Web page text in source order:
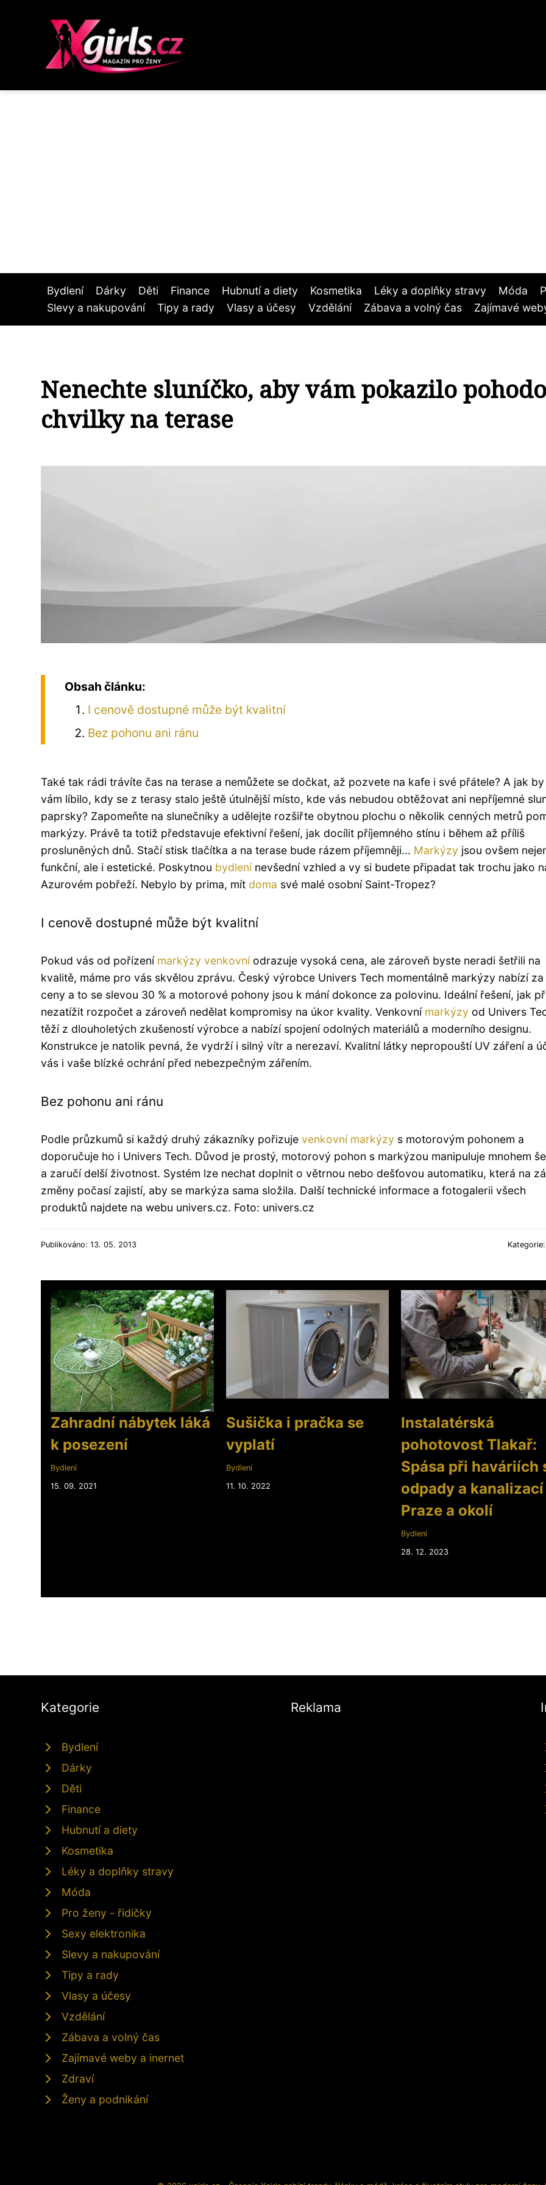
Bydlení Dárky Děti Finance Hubnutí a diety Kosmetika Léky a doplňky stravy Móda
Slevy a nakupování
Tipy a rady Vlasy a účesy Vzdělání Zábava a volný čas Zajímavé
Nenechte sluníčko, aby vám pokazilo
chvilky na terase
Obsah článku:
I cenově dostupné může být kvalitní
Bez pohonu ani ránu
Také tak rádi trávíte čas na terase a nemůžete se dočkat, až pozvete na kafe i své přátele? A jak by
vám líbilo, kdy se z terasy stalo ještě útulnější místo, kde vás nebudou obtěžovat ani nepříjemné
paprsky? Zapomeňte na slunečníky a udělejte rozšiřte obytnou plochu o několik cenných metrů
markýzy. Právě ta totiž představuje efektivní řešení, jak docílit příjemného stínu i během až příliš
prosluněných dnů. Stačí stisk tlačítka a na terase bude rázem příjemněji... Markýzy jsou ovšem
funkční, ale i estetické. Poskytnou bydlenínevšední vzhled a vy si budete připadat tak trochu jako
Azurovém pobřeží. Nebylo by prima, mít doma své malé osobní Saint-Tropez?
I cenově dostupné může být kvalitní
Pokud vás od pořízení markýzy venkovníodrazuje vysoká cena, ale zároveň byste neradi šetřili na
kvalitě, máme pro vás skvělou zprávu. Český výrobce Univers Tech momentálně markýzy nabízí
ceny a to se slevou 30 % a motorové pohony jsou k mání dokonce za polovinu. Ideální řešení, jak
nezatížit rozpočet a zároveň nedělat kompromisy na úkor kvality. Venkovní markýzy od Univers
těží z dlouholetých zkušeností výrobce a nabízí spojení odolných materiálů a moderního designu.
Konstrukce je natolik pevná, že vydrží i silný vítr a nerezaví. Kvalitní látky nepropouští UV záření a
vás i vaše blízké ochrání před nebezpečným zářením.
Bez pohonu ani ránu
Podle průzkumů si každý druhý zákazníky pořizuje venkovní markýzy s motorovým pohonem a
doporučuje ho i Univers Tech. Důvod je prostý, motorový pohon s markýzou manipuluje mnohem
a zaručí delší životnost. Systém lze nechat doplnit o větrnou nebo dešťovou automatiku, která na
změny počasí zajistí, aby se markýza sama složila. Další technické informace a fotogalerii všech
produktů najdete na webu univers.cz. Foto: univers.cz
Publikováno: 13. 05. 2013
Zahradní nábytek láká
k posezení
Bydlení
15. 09. 2021
Sušička i pračka se
vyplatí
Bydlení
11. 10. 2022
Instalatérská
pohotovost Tlakař:
Spása při haváriích
odpady a
Praze a okolí
Bydlení
28. 12. 2023
Kategorie
Bydlení
Dárky
Děti
Finance
Hubnutí a diety
Kosmetika
Léky a doplňky stravy
Móda
Pro ženy - řidičky
Sexy elektronika
Slevy a nakupování
Tipy a rady
Vlasy a účesy
Vzdělání
Zábava a volný čas
Zajímavé weby a inernet
Zdraví
Ženy a podnikání
Reklama